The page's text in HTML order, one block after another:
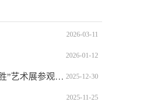
2026-03-11
2026-01-12
2025-12-30
光影映初心 热血铸担当——安庆高新区开展“国社之镜・世纪光影之人民必胜”艺术展参观学习主题党日活动
2025-11-25